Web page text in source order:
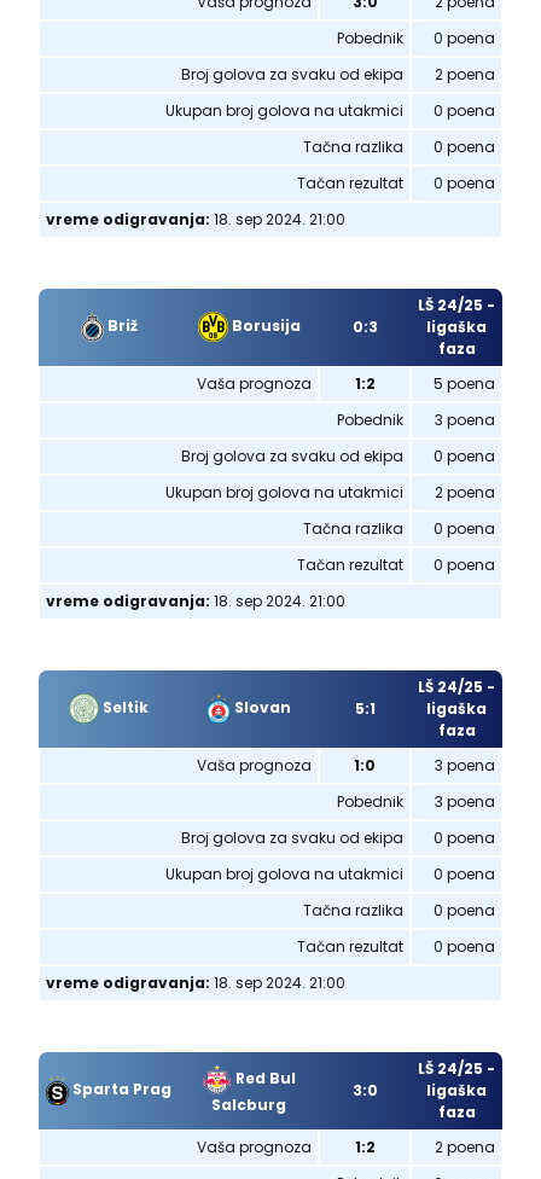
Pobednik
0 poena
Broj golova za svaku od ekipa
2 poena
Ukupan broj golova na utakmici
0 poena
Tačna razlika
0 poena
Tačan rezultat
0 poena
vreme odigravanja: 18. sep 2024. 21:00
Briž Borusija 0:3
LŠ 24/25 -
ligaška
faza
Vaša prognoza
1:2
5 poena
Pobednik
3 poena
Broj golova za svaku od ekipa
0 poena
Ukupan broj golova na utakmici
2 poena
Tačna razlika
0 poena
Tačan rezultat
0 poena
vreme odigravanja: 18. sep 2024. 21:00
Seltik Slovan 5:1
LŠ 24/25 -
ligaška
faza
Vaša prognoza
1:0
3 poena
Pobednik
3 poena
Broj golova za svaku od ekipa
0 poena
Ukupan broj golova na utakmici
0 poena
Tačna razlika
0 poena
Tačan rezultat
0 poena
vreme odigravanja: 18. sep 2024. 21:00
Sparta Prag
Red Bul
Salcburg
3:0
LŠ 24/25 -
ligaška
faza
Vaša prognoza
1:2
2 poena